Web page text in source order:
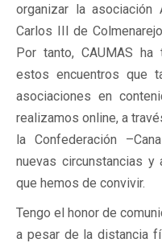
organizar la asociación
Carlos III de
Por tanto, CAUMAS
estos encuentros que
asociaciones en
realizamos online, a
la Confederación
nuevas circunstancias
que hemos de convivir.
Tengo el honor de
a pesar de la distancia